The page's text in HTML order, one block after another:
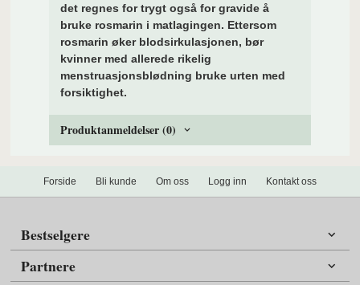
det regnes for trygt også for gravide å
bruke rosmarin i matlagingen. Ettersom
rosmarin øker blodsirkulasjonen, bør
kvinner med allerede rikelig
menstruasjonsblødning bruke urten med
forsiktighet.
Produktanmeldelser (0)
Forside Bli kunde Om oss Logg inn Kontakt oss
Bestselgere
Partnere